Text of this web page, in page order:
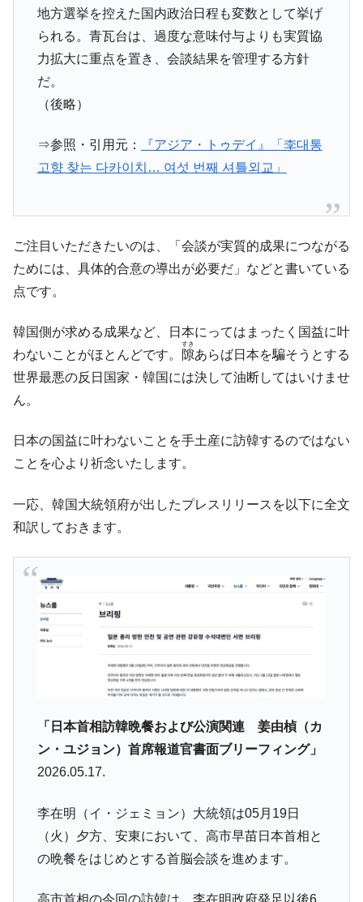
Fact1 セレクトセールの高額取引馬が稼いだ金額とは？
地方選挙を控えた国内政治日程も変数として挙げ
られる。青瓦台は、過度な意味付与よりも実質協
力拡大に重点を置き、会談結果を管理する方針
だ。
（後略）
⇒参照・引用元：
『アジア・トゥデイ』「李대통
고향 찾는 다카이치… 여섯 번째 셔틀외교」
ご注目いただきたいのは、「会談が実質的成果につながる
ためには、具体的合意の導出が必要だ」などと書いている
点です。
韓国側が求める成果など、日本にってはまったく国益に叶
わないことがほとんどです。
隙
すき
あらば日本を騙そうとする
世界最悪の反日国家・韓国には決して油断してはいけませ
ん。
日本の国益に叶わないことを手土産に訪韓するのではない
ことを心より祈念いたします。
一応、韓国大統領府が出したプレスリリースを以下に全文
和訳しておきます。
「日本首相訪韓晩餐および公演関連 姜由楨（カ
ン・ユジョン）首席報道官書面ブリーフィング」
2026.05.17.
李在明（イ・ジェミョン）大統領は05月19日
（火）夕方、安東において、高市早苗日本首相と
の晩餐をはじめとする首脳会談を進めます。
高市首相の今回の訪韓は、李在明政府発足以後6